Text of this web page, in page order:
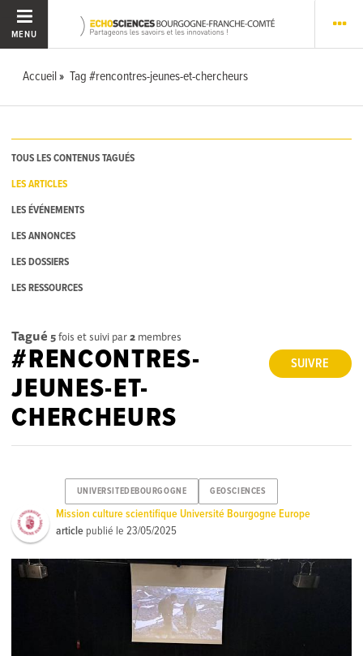
MENU
Accueil Tag #rencontres-jeunes-et-chercheurs
TOUS LES CONTENUS TAGUÉS
LES ARTICLES
LES ÉVÉNEMENTS
LES ANNONCES
LES DOSSIERS
LES RESSOURCES
Tagué 5fois et suivi par2 membres
SUIVRE
#RENCONTRES-
JEUNES-ET-
CHERCHEURS
UNIVERSITEDEBOURGOGNE GEOSCIENCES
Mission culture scientifique Université Bourgogne Europe
article publié le23/05/2025